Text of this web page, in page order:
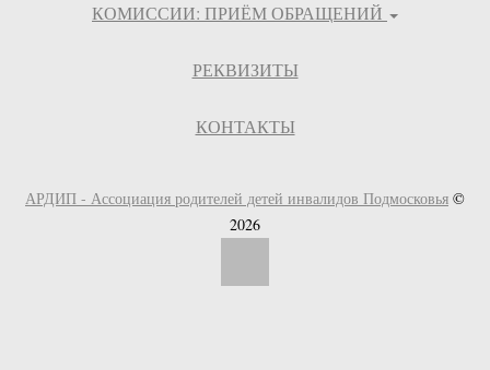
КОМИССИИ: ПРИЁМ ОБРАЩЕНИЙ
РЕКВИЗИТЫ
КОНТАКТЫ
АРДИП - Ассоциация родителей детей инвалидов Подмосковья ©
2026